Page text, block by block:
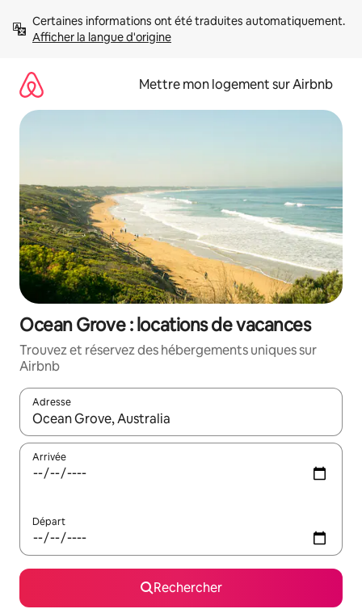
directement
Afficher la langue d'origine
Mettre mon logement sur Airbnb
Ocean Grove : locations de vacances
Trouvez et réservez des hébergements uniques sur
Airbnb
Adresse
Lorsque les résultats s'affichent, utilisez les flèches vers le
Arrivée
Départ
Rechercher